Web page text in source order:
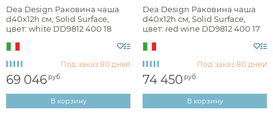
Toto
Verona Style
Villeroy & Boch
Vincea
Материал
Форма
Ширина, см
Dea Design Раковина чаша
d40x12h см, Solid Surface,
цвет: white DD9812 400 18
Под заказ 80 дней
69 046 руб.
В корзину
Dea Design Раковина чаша
d40x12h см, Solid Surface,
цвет: red wine DD9812 400 17
Под заказ 80 дней
74 450 руб.
В корзину